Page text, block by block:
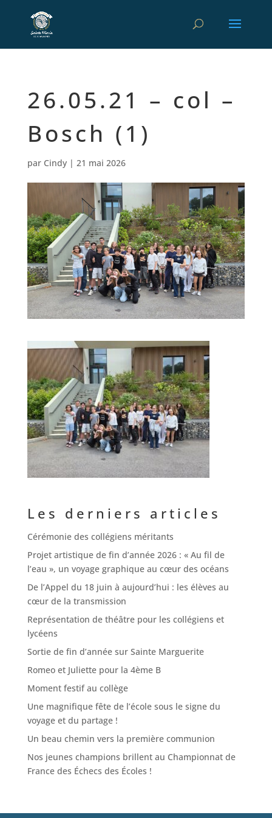
26.05.21 – col –
Bosch (1)
par Cindy| 21 mai 2026
Les derniers articles
Cérémonie des collégiens méritants
Projet artistique de fin d’année 2026 : « Au fil de
l’eau », un voyage graphique au cœur des océans
De l’Appel du 18 juin à aujourd’hui : les élèves au
cœur de la transmission
Représentation de théâtre pour les collégiens et
lycéens
Sortie de fin d’année sur Sainte Marguerite
Romeo et Juliette pour la 4ème B
Moment festif au collège
Une magnifique fête de l’école sous le signe du
voyage et du partage !
Un beau chemin vers la première communion
Nos jeunes champions brillent au Championnat de
France des Échecs des Écoles !